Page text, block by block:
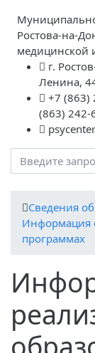
Ростова-на-
медицинской
г.
Ленина,
+7 (863)
(863)
Cведения
Информация
программах